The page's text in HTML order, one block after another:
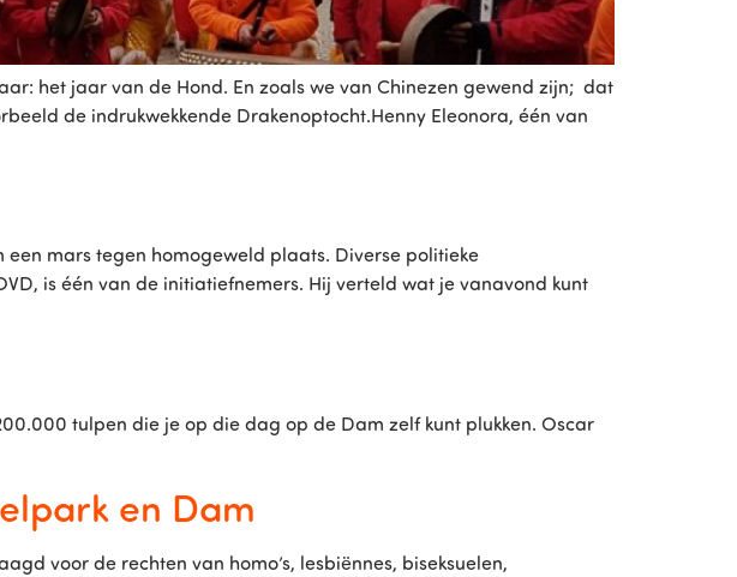
het jaar van de Hond. En zoals we van Chinezen gewend zijn; dat
de indrukwekkende Drakenoptocht.Henny Eleonora, één van
mars tegen homogeweld plaats. Diverse politieke
is één van de initiatiefnemers. Hij verteld wat je vanavond kunt
tulpen die je op die dag op de Dam zelf kunt plukken. Oscar
en Dam
voor de rechten van homo’s, lesbiënnes, biseksuelen,